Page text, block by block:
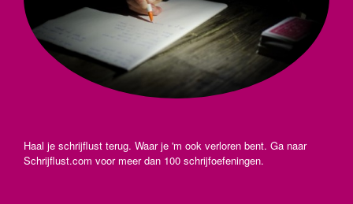
Haal je schrijflust terug. Waar je 'm ook verloren bent. Ga naar
Schrijflust.com voor meer dan 100 schrijfoefeningen.